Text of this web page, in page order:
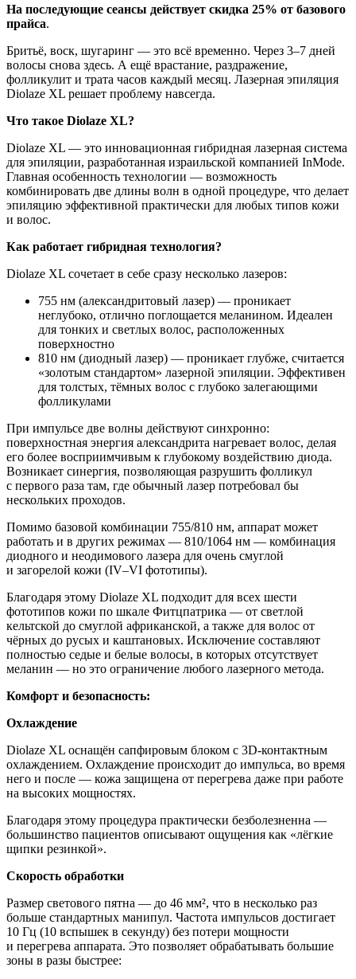
На последующие сеансы действует скидка 25% от базового
прайса.
Бритьё, воск, шугаринг — это всё временно. Через 3–7 дней
волосы снова здесь. А ещё врастание, раздражение,
фолликулит и трата часов каждый месяц. Лазерная эпиляция
Diolaze XL решает проблему навсегда.
Что такое Diolaze XL?
Diolaze XL — это инновационная гибридная лазерная система
для эпиляции, разработанная израильской компанией InMode.
Главная особенность технологии — возможность
комбинировать две длины волн в одной процедуре, что делает
эпиляцию эффективной практически для любых типов кожи
и волос.
Как работает гибридная технология?
Diolaze XL сочетает в себе сразу несколько лазеров:
755 нм (александритовый лазер) — проникает
неглубоко, отлично поглощается меланином. Идеален
для тонких и светлых волос, расположенных
поверхностно
810 нм (диодный лазер) — проникает глубже, считается
«золотым стандартом» лазерной эпиляции. Эффективен
для толстых, тёмных волос с глубоко залегающими
фолликулами
При импульсе две волны действуют синхронно:
поверхностная энергия александрита нагревает волос, делая
его более восприимчивым к глубокому воздействию диода.
Возникает синергия, позволяющая разрушить фолликул
с первого раза там, где обычный лазер потребовал бы
нескольких проходов.
Помимо базовой комбинации 755/810 нм, аппарат может
работать и в других режимах — 810/1064 нм — комбинация
диодного и неодимового лазера для очень смуглой
и загорелой кожи (IV–VI фототипы).
Благодаря этому Diolaze XL подходит для всех шести
фототипов кожи по шкале Фитцпатрика — от светлой
кельтской до смуглой африканской, а также для волос от
чёрных до русых и каштановых. Исключение составляют
полностью седые и белые волосы, в которых отсутствует
меланин — но это ограничение любого лазерного метода.
Комфорт и безопасность:
Охлаждение
Diolaze XL оснащён сапфировым блоком с 3D-контактным
охлаждением. Охлаждение происходит до импульса, во время
него и после — кожа защищена от перегрева даже при работе
на высоких мощностях.
Благодаря этому процедура практически безболезненна —
большинство пациентов описывают ощущения как «лёгкие
щипки резинкой».
Скорость обработки
Размер светового пятна — до 46 мм², что в несколько раз
больше стандартных манипул. Частота импульсов достигает
10 Гц (10 вспышек в секунду) без потери мощности
и перегрева аппарата. Это позволяет обрабатывать большие
зоны в разы быстрее: